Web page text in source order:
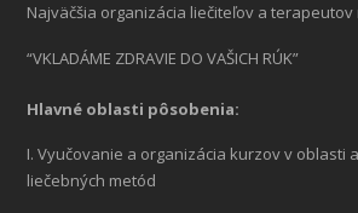
Najväčšia organizácia liečiteľov a terapeutov
“VKLADÁME ZDRAVIE DO VAŠICH RÚK”
Hlavné oblasti pôsobenia:
I. Vyučovanie a organizácia kurzov v oblasti
liečebných metód